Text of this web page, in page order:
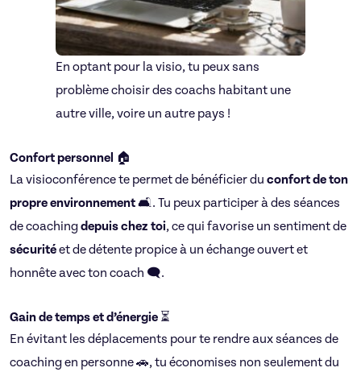
En optant pour la visio, tu peux sans
problème choisir des coachs habitant une
autre ville, voire un autre pays !
Confort personnel 🏠
La visioconférence te permet de bénéficier du confort de ton
propre environnement🛋️. Tu peux participer à des séances
de coachingdepuis chez toi, ce qui favorise un sentiment de
sécuritéet de détente propice à un échange ouvert et
honnête avec ton coach 🗨️.
Gain de temps et d’énergie ⏳
En évitant les déplacements pour te rendre aux séances de
coaching en personne 🚗, tu économises non seulement du